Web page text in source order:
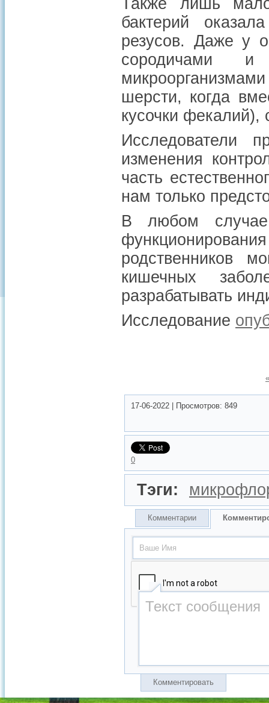
Также лишь
бактерий
резусов. Даже у
сородичами
шерсти, когда
кусочки
Исследователи
изменения
часть
нам только
В любом
родственников
кишечных
разрабатывать
Исследование
17-06-2022 Просмотров: 849
0
Тэги:
Комментарии
Комментировать